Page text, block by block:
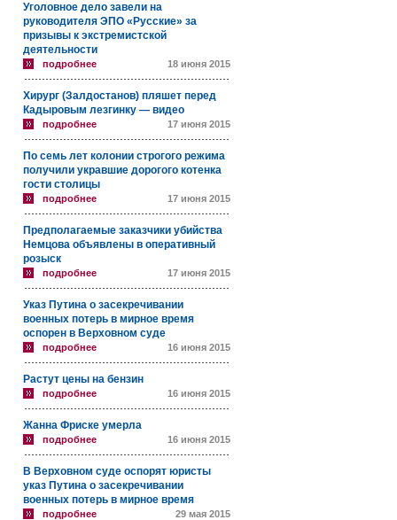
Уголовное дело завели на
руководителя ЭПО «Русские» за
призывы к экстремистской
деятельности
подробнее 18 июня 2015
Хирург (Залдостанов) пляшет перед
Кадыровым лезгинку — видео
подробнее 17 июня 2015
По семь лет колонии строгого режима
получили укравшие дорогого котенка
гости столицы
подробнее 17 июня 2015
Предполагаемые заказчики убийства
Немцова объявлены в оперативный
розыск
подробнее 17 июня 2015
Указ Путина о засекречивании
военных потерь в мирное время
оспорен в Верховном суде
подробнее 16 июня 2015
Растут цены на бензин
подробнее 16 июня 2015
Жанна Фриске умерла
подробнее 16 июня 2015
В Верховном суде оспорят юристы
указ Путина о засекречивании
военных потерь в мирное время
подробнее 29 мая 2015